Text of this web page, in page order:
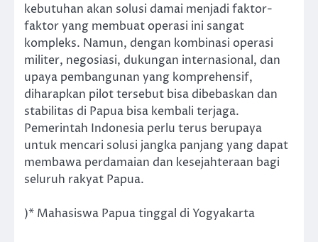
kebutuhan akan solusi damai menjadi faktor-
faktor yang membuat operasi ini sangat
kompleks. Namun, dengan kombinasi operasi
militer, negosiasi, dukungan internasional, dan
upaya pembangunan yang komprehensif,
diharapkan pilot tersebut bisa dibebaskan dan
stabilitas di Papua bisa kembali terjaga.
Pemerintah Indonesia perlu terus berupaya
untuk mencari solusi jangka panjang yang dapat
membawa perdamaian dan kesejahteraan bagi
seluruh rakyat Papua.
)* Mahasiswa Papua tinggal di Yogyakarta